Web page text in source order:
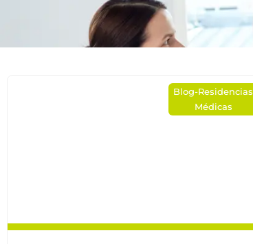
Blog-Residencias
Médicas